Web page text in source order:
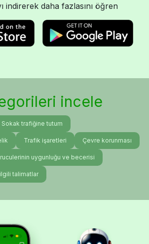
indirerek daha fazlasını öğren
incele
Sokak trafiğine tutum
Trafik işaretleri Çevre korunması
uygunluğu ve becerisi
talimatlar